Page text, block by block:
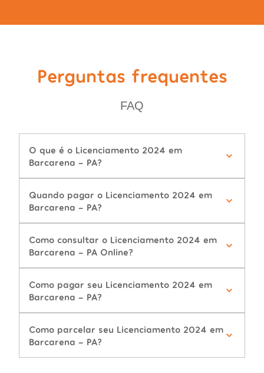
Perguntas frequentes
FAQ
O que é o Licenciamento 2024 em
Barcarena - PA?
Quando pagar o Licenciamento 2024 em
Barcarena - PA?
Como consultar o Licenciamento 2024 em
Barcarena - PA Online?
Como pagar seu Licenciamento 2024 em
Barcarena - PA?
Como parcelar seu Licenciamento 2024 em
Barcarena - PA?